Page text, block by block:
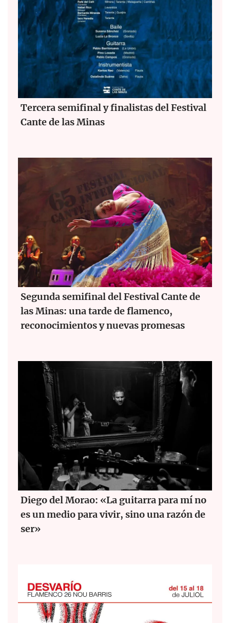
Tercera semifinal y finalistas del Festival
Cante de las Minas
Segunda semifinal del Festival Cante de
las Minas: una tarde de flamenco,
reconocimientos y nuevas promesas
Diego del Morao: «La guitarra para mí no
es un medio para vivir, sino una razón de
ser»